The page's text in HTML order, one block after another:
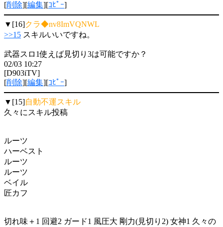
[削除][編集][ｺﾋﾟｰ]
▼[16]クラ◆nv8ImVQNWL
>>15 スキルいいですね。
武器スロ1使えば見切り3は可能ですか？
02/03 10:27
[D903iTV]
[削除][編集][ｺﾋﾟｰ]
▼[15]自動不運スキル
久々にスキル投稿
ルーツ
ハーベスト
ルーツ
ルーツ
ベイル
匠カフ
切れ味＋1 回避2 ガード1 風圧大 剛力(見切り2) 女神1 久々の